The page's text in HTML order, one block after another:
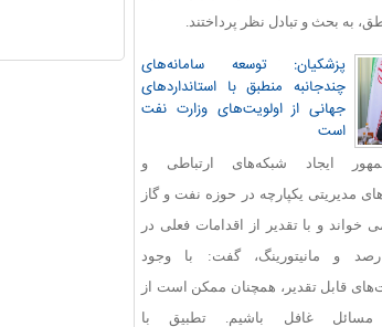
به بحث و تبادل نظر پرداختند.
پزشکیان: توسعه سامانه‌های
چندجانبه منطبق با استانداردهای
جهانی از اولویت‌های وزارت نفت
است
ایجاد شبکه‌های ارتباطی و
مدیریتی یکپارچه در حوزه نفت و گاز
خواند و با تقدیر از اقدامات فعلی در
رصد و مانیتورینگ، گفت: با وجود
قابل‌ تقدیر، همچنان ممکن است از
غافل باشیم. تطبیق با